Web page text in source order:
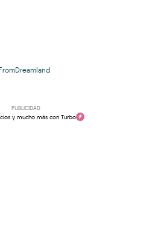
PUBLICIDAD
y mucho más con Turbo